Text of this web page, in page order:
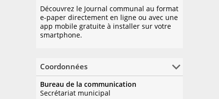
Découvrez le Journal communal au format
e-paper directement en ligne ou avec une
app mobile gratuite à installer sur votre
smartphone.
Coordonnées
Bureau de la communication
Secrétariat municipal